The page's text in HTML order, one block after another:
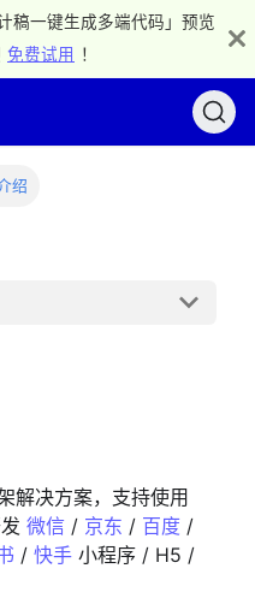
稿一键生成多端代码」预览
免费试用 ！
绍
解决方案，支持使用
微信 / 京东 / 百度 /
/ 快手 小程序 / H5 /